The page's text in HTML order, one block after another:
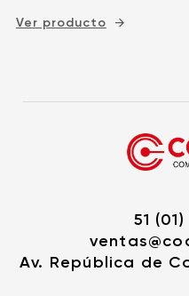
Ver producto
51
Av. República de